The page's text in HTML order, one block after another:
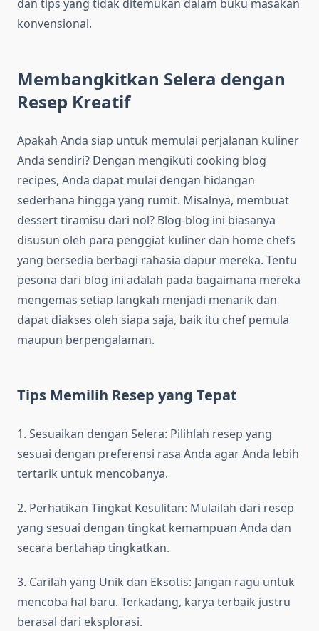
dan tips yang tidak ditemukan dalam buku masakan
konvensional.
Membangkitkan Selera dengan
Resep Kreatif
Apakah Anda siap untuk memulai perjalanan kuliner
Anda sendiri? Dengan mengikuti cooking blog
recipes, Anda dapat mulai dengan hidangan
sederhana hingga yang rumit. Misalnya, membuat
dessert tiramisu dari nol? Blog-blog ini biasanya
disusun oleh para penggiat kuliner dan home chefs
yang bersedia berbagi rahasia dapur mereka. Tentu
pesona dari blog ini adalah pada bagaimana mereka
mengemas setiap langkah menjadi menarik dan
dapat diakses oleh siapa saja, baik itu chef pemula
maupun berpengalaman.
Tips Memilih Resep yang Tepat
1. Sesuaikan dengan Selera: Pilihlah resep yang
sesuai dengan preferensi rasa Anda agar Anda lebih
tertarik untuk mencobanya.
2. Perhatikan Tingkat Kesulitan: Mulailah dari resep
yang sesuai dengan tingkat kemampuan Anda dan
secara bertahap tingkatkan.
3. Carilah yang Unik dan Eksotis: Jangan ragu untuk
mencoba hal baru. Terkadang, karya terbaik justru
berasal dari eksplorasi.